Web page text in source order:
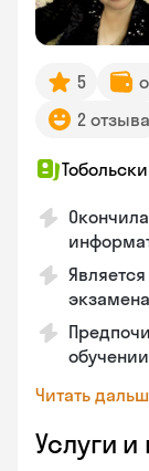
5
2 отзыва
обучении
Читать
Услуги